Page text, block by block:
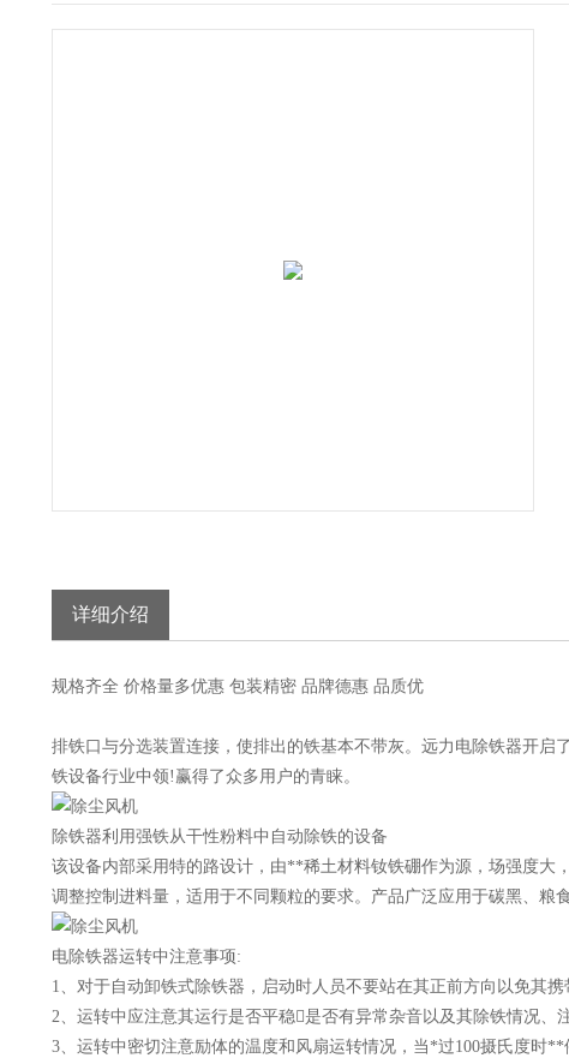
详细介绍
规格齐全 价格量多优惠 包装精密 品牌德惠 品质优
排铁口与分选装置连接，使排出的铁基本不带灰。远力电除铁器开
铁设备行业中领!赢得了众多用户的青睐。
除铁器利用强铁从干性粉料中自动除铁的设备
该设备内部采用特的路设计，由**稀土材料钕铁硼作为源，场强度
调整控制进料量，适用于不同颗粒的要求。产品广泛应用于碳黑、粮
电除铁器运转中注意事项:
1、对于自动卸铁式除铁器，启动时人员不要站在其正前方向以免其携
2、运转中应注意其运行是否平稳是否有异常杂音以及其除铁情况、
3、运转中密切注意励体的温度和风扇运转情况，当*过100摄氏度时**